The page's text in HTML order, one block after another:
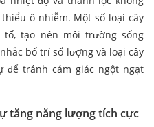
ô nhiễm. Một số loại cây
tạo nên môi trường sống
bố trí số lượng và loại cây
tránh cảm giác ngột ngạt
tăng năng lượng tích cực